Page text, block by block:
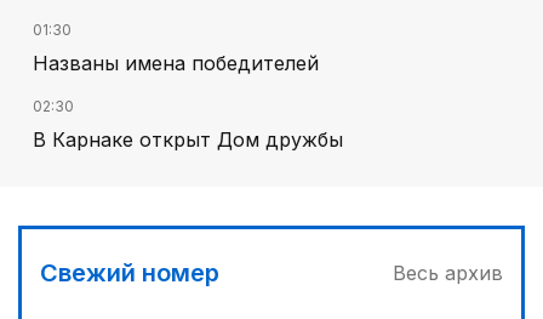
01:30
Названы имена победителей
02:30
В Карнаке открыт Дом дружбы
программе
04:00
Свежий номер Весь архив